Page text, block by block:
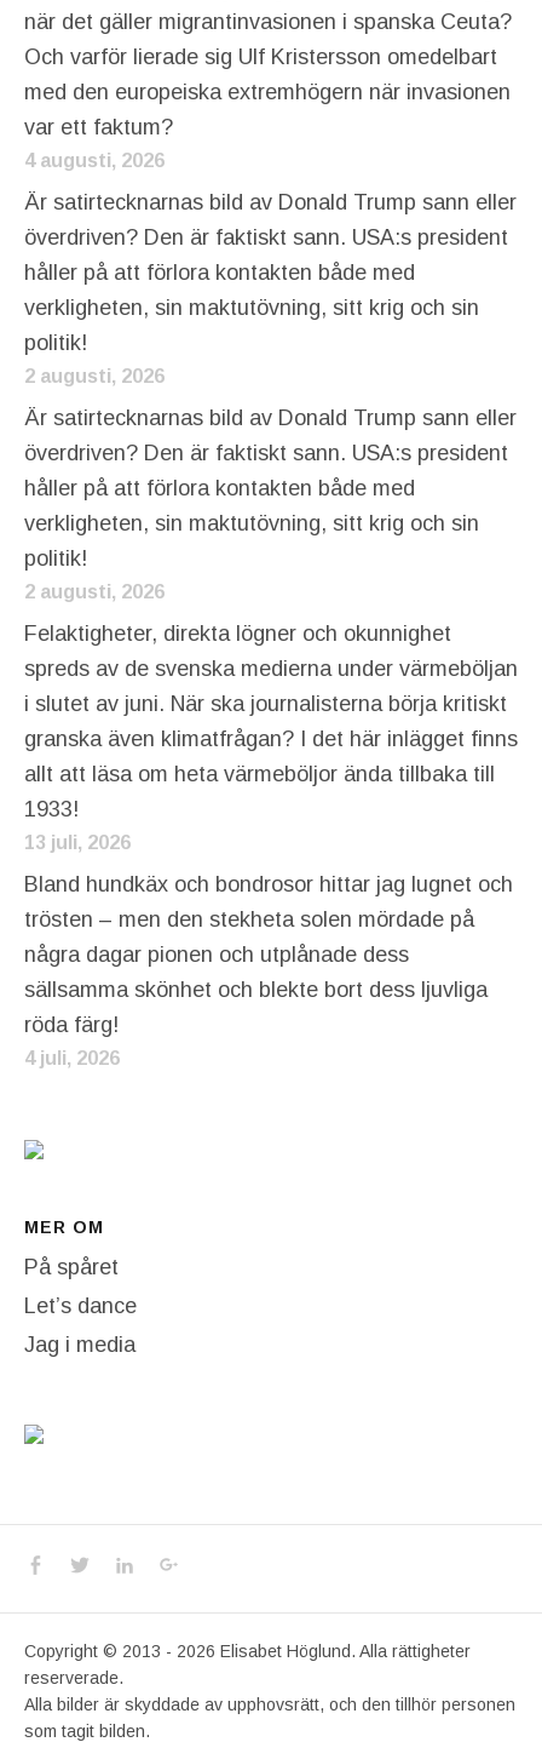
när det gäller migrantinvasionen i spanska Ceuta?
Och varför lierade sig Ulf Kristersson omedelbart
med den europeiska extremhögern när invasionen
var ett faktum?
4 augusti, 2026
Är satirtecknarnas bild av Donald Trump sann eller
överdriven? Den är faktiskt sann. USA:s president
håller på att förlora kontakten både med
verkligheten, sin maktutövning, sitt krig och sin
politik!
2 augusti, 2026
Är satirtecknarnas bild av Donald Trump sann eller
överdriven? Den är faktiskt sann. USA:s president
håller på att förlora kontakten både med
verkligheten, sin maktutövning, sitt krig och sin
politik!
2 augusti, 2026
Felaktigheter, direkta lögner och okunnighet
spreds av de svenska medierna under värmeböljan
i slutet av juni. När ska journalisterna börja kritiskt
granska även klimatfrågan? I det här inlägget finns
allt att läsa om heta värmeböljor ända tillbaka till
1933!
13 juli, 2026
Bland hundkäx och bondrosor hittar jag lugnet och
trösten – men den stekheta solen mördade på
några dagar pionen och utplånade dess
sällsamma skönhet och blekte bort dess ljuvliga
röda färg!
4 juli, 2026
MER OM
På spåret
Let’s dance
Jag i media
Social Media Profiles
Facebook
TwitterLinkedIn
Copyright © 2013 - 2026 Elisabet Höglund. Alla rättigheter
reserverade.
Alla bilder är skyddade av upphovsrätt, och den tillhör personen
som tagit bilden.